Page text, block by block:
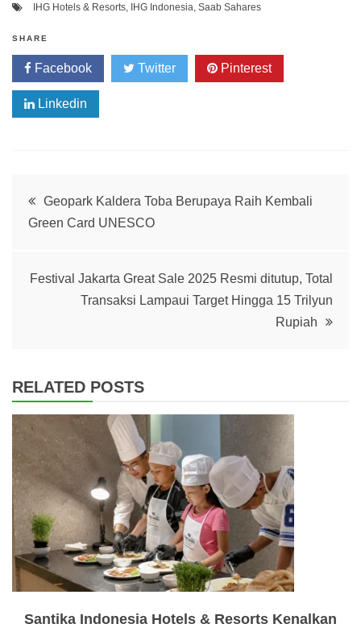
IHG Hotels & Resorts IHG Indonesia Saab Sahares
SHARE
Facebook Twitter Pinterest
Linkedin
Post
Geopark Kaldera Toba Berupaya Raih Kembali
Green Card UNESCO
Festival Jakarta Great Sale 2025 Resmi ditutup, Total
Transaksi Lampaui Target Hingga 15 Trilyun
Rupiah
RELATED POSTS
Santika Indonesia Hotels & Resorts Kenalkan